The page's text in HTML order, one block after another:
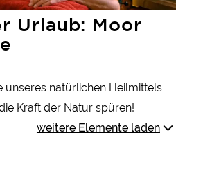
Urlaub: Moor
unseres natürlichen Heilmittels
Kraft der Natur spüren!
weitere Elemente laden